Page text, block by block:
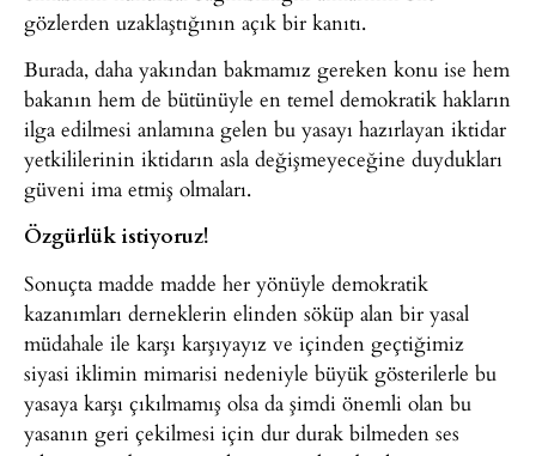
gözlerden uzaklaştığının açık bir kanıtı.
Burada, daha yakından bakmamız gereken konu ise hem
bakanın hem de bütünüyle en temel demokratik hakların
ilga edilmesi anlamına gelen bu yasayı hazırlayan iktidar
yetkililerinin iktidarın asla değişmeyeceğine duydukları
güveni ima etmiş olmaları.
Özgürlük istiyoruz!
Sonuçta madde madde her yönüyle demokratik
kazanımları derneklerin elinden söküp alan bir yasal
müdahale ile karşı karşıyayız ve içinden geçtiğimiz
siyasi iklimin mimarisi nedeniyle büyük gösterilerle bu
yasaya karşı çıkılmamış olsa da şimdi önemli olan bu
yasanın geri çekilmesi için dur durak bilmeden ses